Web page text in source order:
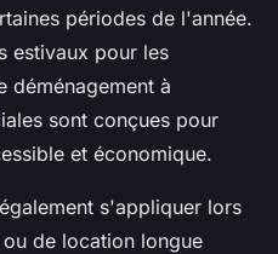
périodes de l'année.
estivaux pour les
déménagement à
sont conçues pour
et économique.
s'appliquer lors
de location longue